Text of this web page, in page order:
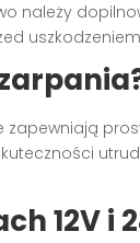
należy
12V i